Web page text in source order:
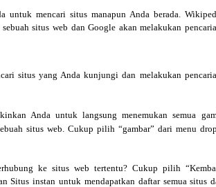
untuk mencari situs manapun Anda berada.
situs web dan Google akan melakukan
situs yang Anda kunjungi dan melakukan
Anda untuk langsung menemukan semua
situs web. Cukup pilih “gambar” dari menu
ke situs web tertentu? Cukup pilih
Situs instan untuk mendapatkan daftar semua situs